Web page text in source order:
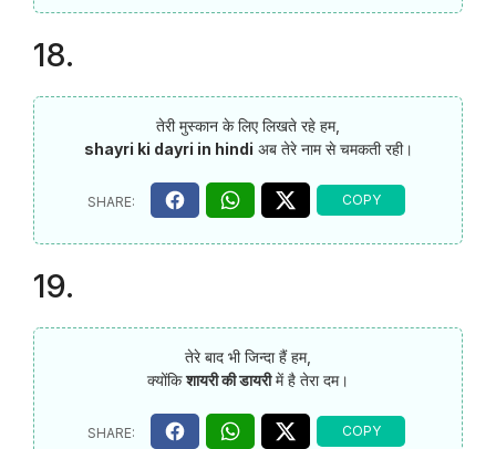
18.
तेरी मुस्कान के लिए लिखते रहे हम,
shayri ki dayri in hindi अब तेरे नाम से चमकती रही।
19.
तेरे बाद भी जिन्दा हैं हम,
क्योंकिशायरी की डायरीमें है तेरा दम।